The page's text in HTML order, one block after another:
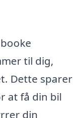
til dig,
Dette sparer
at få din bil
din